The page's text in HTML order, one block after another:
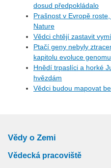
dosud předpokládalo
Prašnost v Evropě
Nature
Vědci chtějí zastavit
Ptačí geny nebyly
kapitolu evoluce genomu
Hnědí trpaslíci a horké
hvězdám
Vědci budou mapovat
Vědy o Zemi
Vědecká pracoviště